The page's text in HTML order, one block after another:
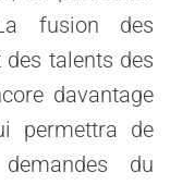
fusion des
des talents des
davantage
permettra de
du